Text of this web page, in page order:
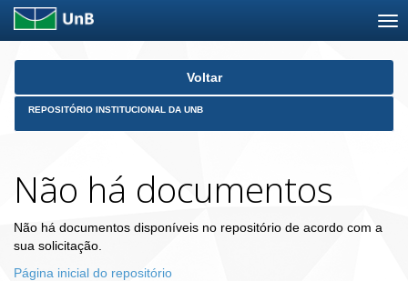
Skip
Voltar
REPOSITÓRIO INSTITUCIONAL DA UNB
Não há documentos
Não há documentos disponíveis no repositório de acordo com a
sua solicitação.
Página inicial do repositório